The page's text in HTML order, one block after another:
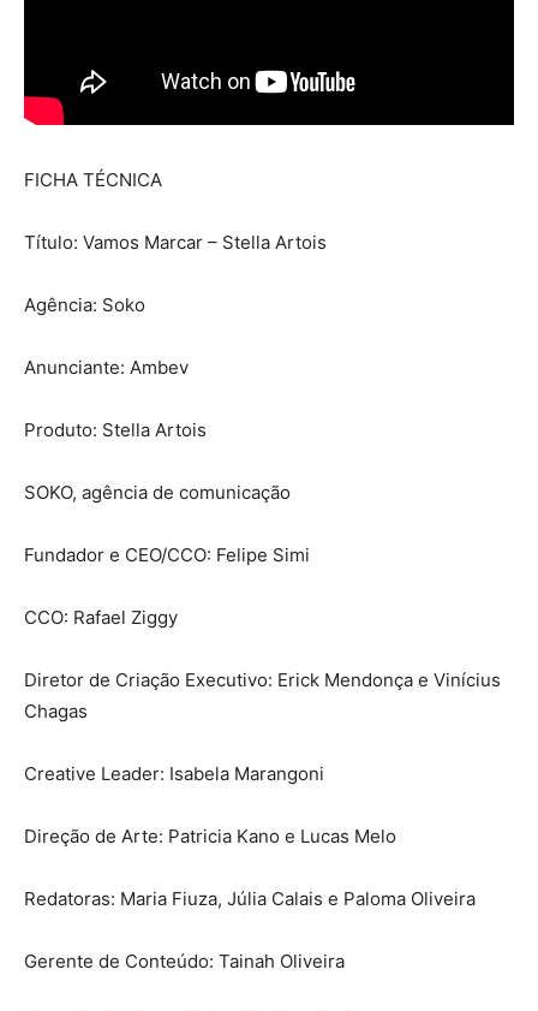
FICHA TÉCNICA
Título: Vamos Marcar – Stella Artois
Agência: Soko
Anunciante: Ambev
Produto: Stella Artois
SOKO, agência de comunicação
Fundador e CEO/CCO: Felipe Simi
CCO: Rafael Ziggy
Diretor de Criação Executivo: Erick Mendonça e Vinícius
Chagas
Creative Leader: Isabela Marangoni
Direção de Arte: Patricia Kano e Lucas Melo
Redatoras: Maria Fiuza, Júlia Calais e Paloma Oliveira
Gerente de Conteúdo: Tainah Oliveira